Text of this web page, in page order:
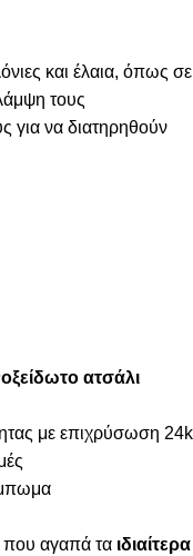
και έλαια, όπως σε
τους
για να διατηρηθούν
ατσάλι
με επιχρύσωση 24k
που αγαπά τα ιδιαίτερα